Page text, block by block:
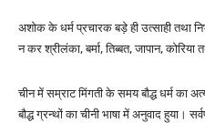
अशोक के धर्म प्रचारक बड़े ही उत्साही तथा
न कर श्रीलंका, बर्मा, तिब्बत, जापान, कोरिया
चीन में सम्राट मिंगती के समय बौद्ध धर्म का
बौद्ध ग्रन्थों का चीनी भाषा में अनुवाद हुया।